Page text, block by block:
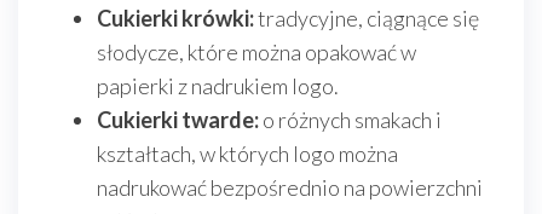
Cukierki krówki:tradycyjne, ciągnące się
słodycze, które można opakować w
papierki z nadrukiem logo.
Cukierki twarde:o różnych smakach i
kształtach, w których logo można
nadrukować bezpośrednio na powierzchni